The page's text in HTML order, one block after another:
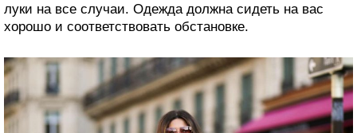
луки на все случаи. Одежда должна сидеть на вас
хорошо и соответствовать обстановке.